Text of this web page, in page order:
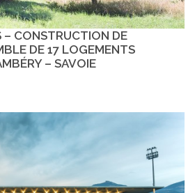
– CONSTRUCTION DE
DE 17 LOGEMENTS
– SAVOIE